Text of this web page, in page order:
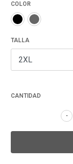
COLOR
TALLA
CANTIDAD
-